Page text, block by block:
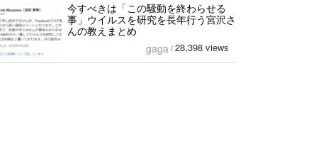
今すべきは「この騒動を終わらせる
事」ウイルスを研究を長年行う宮沢さ
んの教えまとめ
gaga / 28,398 views